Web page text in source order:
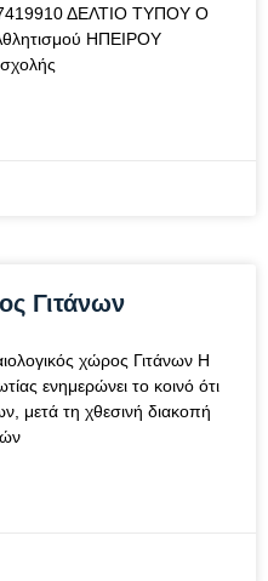
ΔΕΛΤΙΟ ΤΥΠΟΥ Ο
ΗΠΕΙΡΟΥ
σχολής
Γιτάνων
χώρος Γιτάνων Η
ενημερώνει το κοινό ότι
μετά τη χθεσινή διακοπή